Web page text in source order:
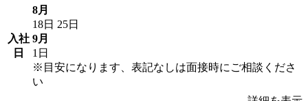
入社
日
8月
18日 25日
9月
1日
※目安になります、表記なしは面接時にご相談くださ
い